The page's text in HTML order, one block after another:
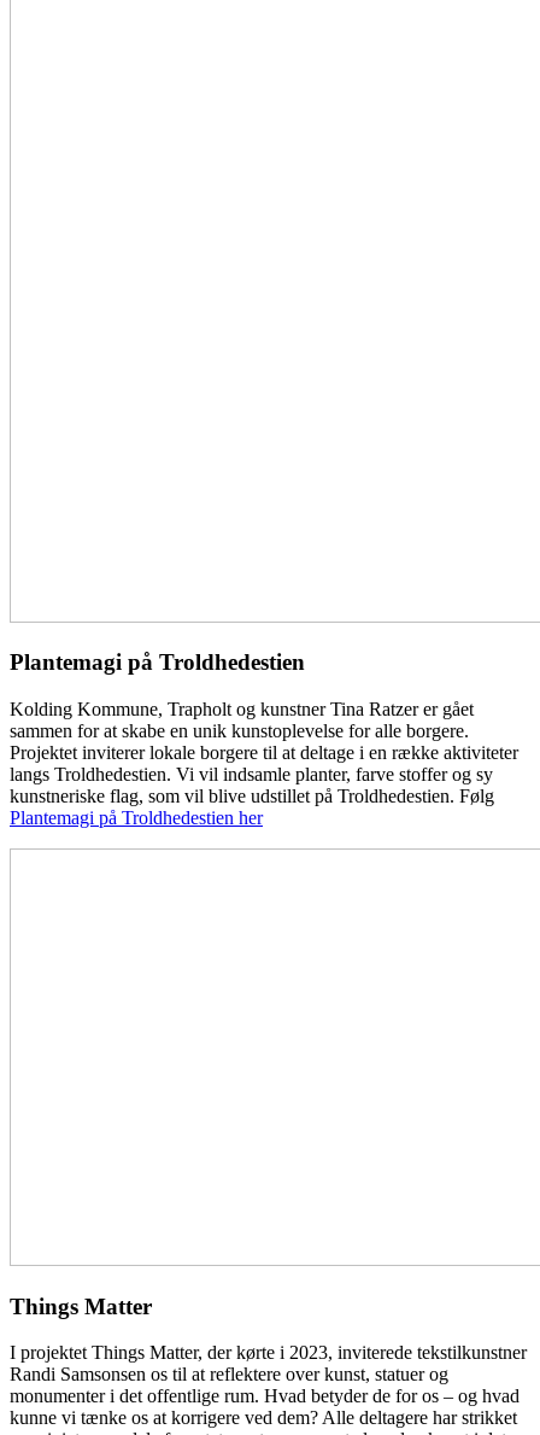
Plantemagi på Troldhedestien
Kolding Kommune, Trapholt og kunstner Tina Ratzer er gået
sammen for at skabe en unik kunstoplevelse for alle borgere.
Projektet inviterer lokale borgere til at deltage i en række aktiviteter
langs Troldhedestien. Vi vil indsamle planter, farve stoffer og sy
kunstneriske flag, som vil blive udstillet på Troldhedestien. Følg
Plantemagi på Troldhedestien her
Things Matter
I projektet Things Matter, der kørte i 2023, inviterede tekstilkunstner
Randi Samsonsen os til at reflektere over kunst, statuer og
monumenter i det offentlige rum. Hvad betyder de for os – og hvad
kunne vi tænke os at korrigere ved dem? Alle deltagere har strikket